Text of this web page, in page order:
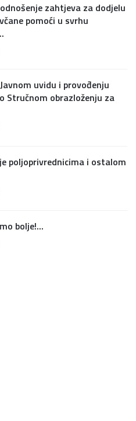
zahtjeva za dodjelu
pomoći u svrhu
uvidu i provođenju
Stručnom obrazloženju za
poljoprivrednicima i ostalom
bolje!...